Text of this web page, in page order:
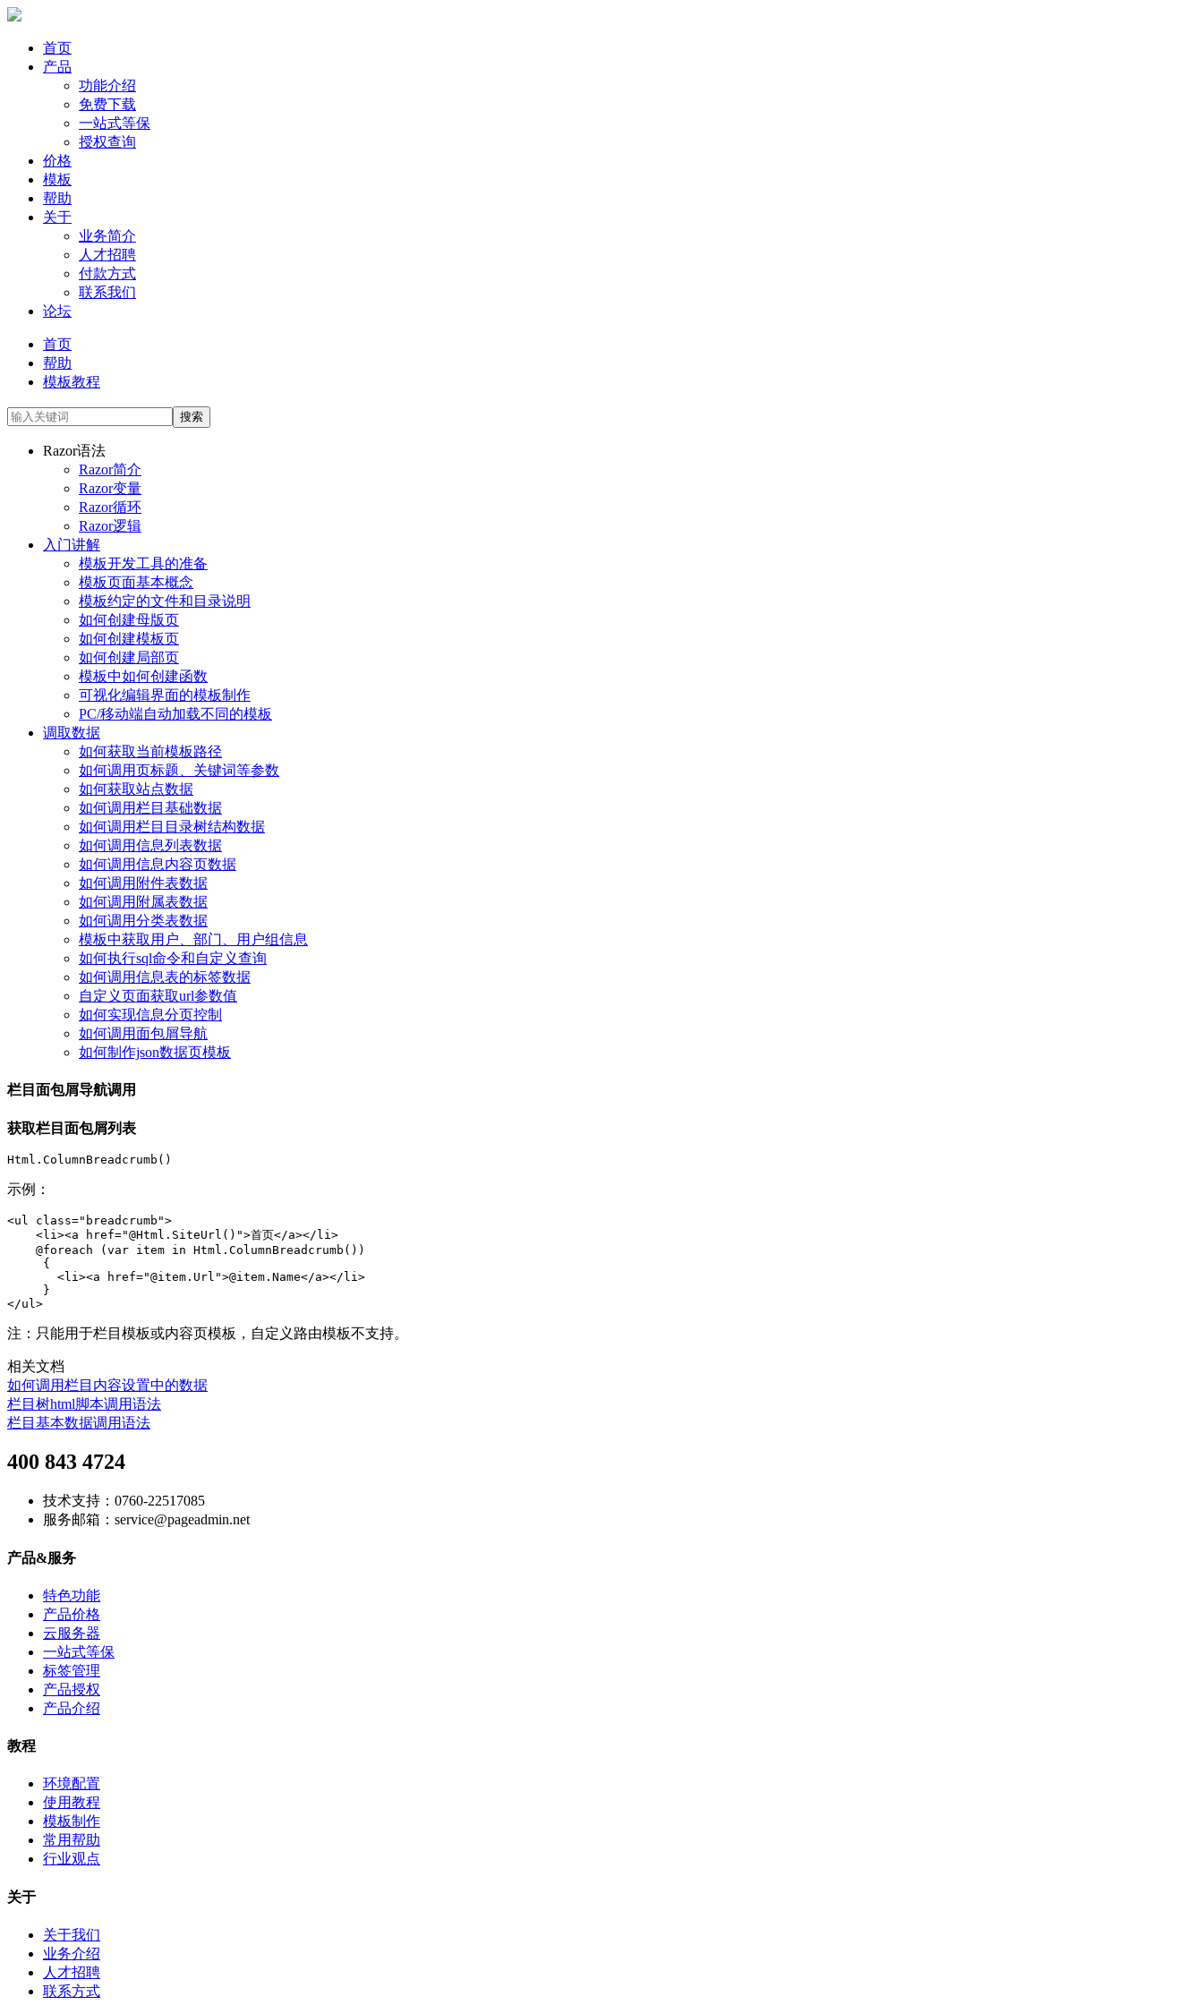
首页
产品
功能介绍
免费下载
一站式等保
授权查询
价格
模板
帮助
关于
业务简介
人才招聘
付款方式
联系我们
论坛
首页
帮助
模板教程
Razor语法
Razor简介
Razor变量
Razor循环
Razor逻辑
入门讲解
模板开发工具的准备
模板页面基本概念
模板约定的文件和目录说明
如何创建母版页
如何创建模板页
如何创建局部页
模板中如何创建函数
可视化编辑界面的模板制作
PC/移动端自动加载不同的模板
调取数据
如何获取当前模板路径
如何调用页标题、关键词等参数
如何获取站点数据
如何调用栏目基础数据
如何调用栏目目录树结构数据
如何调用信息列表数据
如何调用信息内容页数据
如何调用附件表数据
如何调用附属表数据
如何调用分类表数据
模板中获取用户、部门、用户组信息
如何执行sql命令和自定义查询
如何调用信息表的标签数据
自定义页面获取url参数值
如何实现信息分页控制
如何调用面包屑导航
如何制作json数据页模板
栏目面包屑导航调用
获取栏目 面包屑列表
Html.ColumnBreadcrumb()
示例：
<ul class="breadcrumb">
<li><a href="@Html.SiteUrl()">首页</a></li>
@foreach (var item in Html.ColumnBreadcrumb())
{
<li><a href="@item.Url">@item.Name</a></li>
}
</ul>
注：只能用于栏目模板或内容页模板，自定义路由模板不支持。
相关文档
如何调用栏目内容设置中的数据
栏目树html脚本调用语法
栏目基本数据调用语法
400 843 4724
技术支持：0760-22517085
服务邮箱：service@pageadmin.net
产品&服务
特色功能
产品价格
云服务器
一站式等保
标签管理
产品授权
产品介绍
教程
环境配置
使用教程
模板制作
常用帮助
行业观点
关于
关于我们
业务介绍
人才招聘
联系方式